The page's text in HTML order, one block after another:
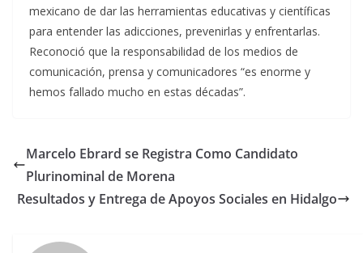
mexicano de dar las herramientas educativas y científicas
para entender las adicciones, prevenirlas y enfrentarlas.
Reconoció que la responsabilidad de los medios de
comunicación, prensa y comunicadores “es enorme y
hemos fallado mucho en estas décadas”.
Marcelo Ebrard se Registra Como Candidato
Plurinominal de Morena
Resultados y Entrega de Apoyos Sociales en Hidalgo